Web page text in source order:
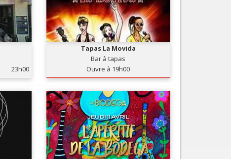
23h00
Tapas La Movida
Bar à tapas
Ouvre à 19h00